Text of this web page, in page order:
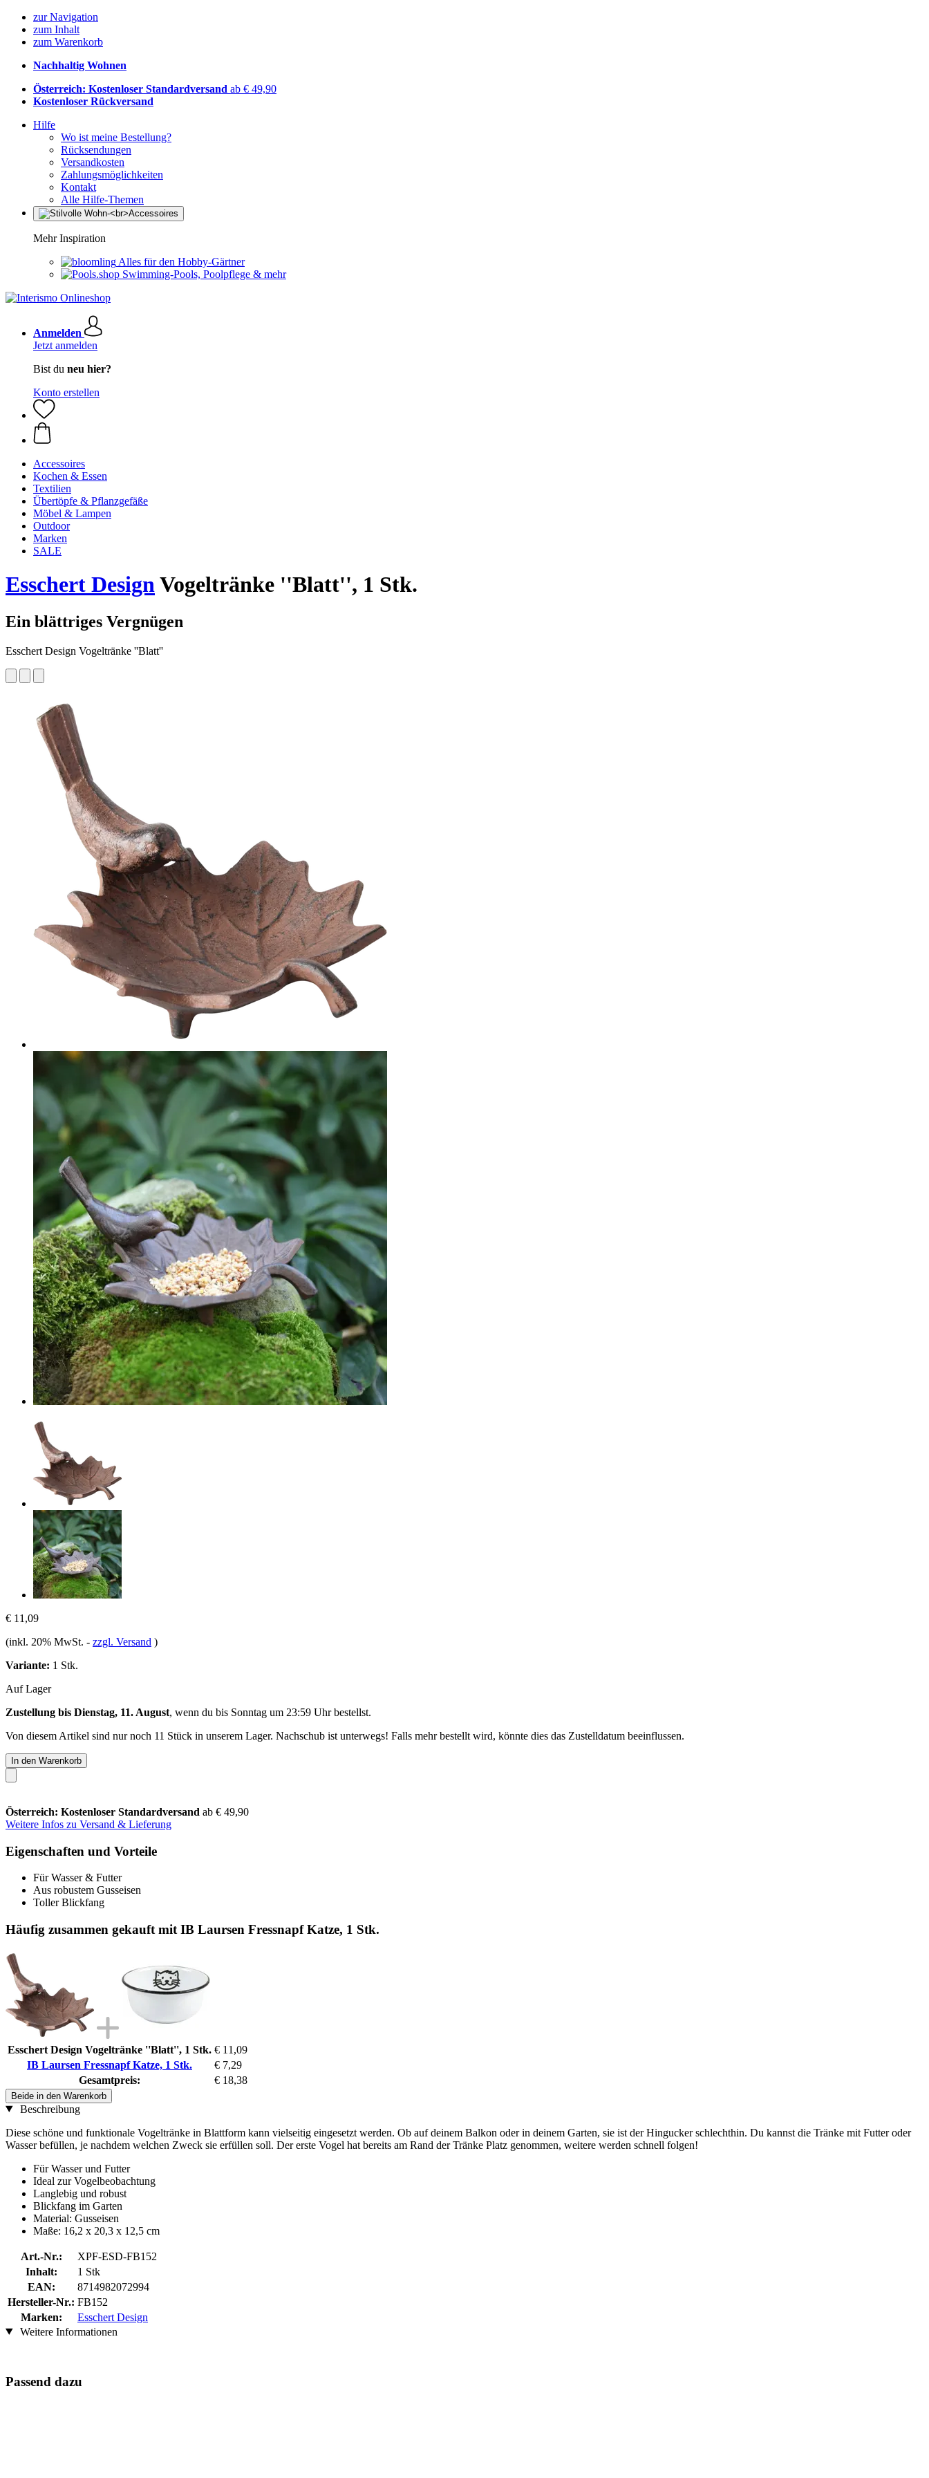
zur Navigation
zum Inhalt
zum Warenkorb
Nachhaltig Wohnen
Österreich: Kostenloser Standardversand ab € 49,90
Kostenloser Rückversand
Hilfe
Wo ist meine Bestellung?
Rücksendungen
Versandkosten
Zahlungsmöglichkeiten
Kontakt
Alle Hilfe-Themen
Mehr Inspiration
Alles für den Hobby-Gärtner
Swimming-Pools, Poolpflege & mehr
Anmelden
Jetzt anmelden
Bist du neu hier?
Konto erstellen
Accessoires
Kochen & Essen
Textilien
Übertöpfe & Pflanzgefäße
Möbel & Lampen
Outdoor
Marken
SALE
Esschert DesignVogeltränke ''Blatt'', 1 Stk.
Ein blättriges Vergnügen
Esschert Design Vogeltränke ''Blatt''
€ 11,09
(inkl. 20% MwSt. - zzgl. Versand )
Variante: 1 Stk.
Auf Lager
Zustellung bis Dienstag, 11. August, wenn du bis Sonntag um 23:59 Uhrbestellst.
Von diesem Artikel sind nur noch 11 Stück in unserem Lager. Nachschub ist unterwegs! Falls mehr bestellt wird, könnte dies das Zustelldatum beeinflussen.
In den Warenkorb
Österreich: Kostenloser Standardversand ab € 49,90
Weitere Infos zu Versand & Lieferung
Eigenschaften und Vorteile
Für Wasser & Futter
Aus robustem Gusseisen
Toller Blickfang
Häufig zusammen gekauft mit IB Laursen Fressnapf Katze, 1 Stk.
Esschert Design Vogeltränke ''Blatt'', 1 Stk. € 11,09
IB Laursen Fressnapf Katze, 1 Stk.
€ 7,29
Gesamtpreis:
€ 18,38
Beide in den Warenkorb
Beschreibung
Diese schöne und funktionale Vogeltränke in Blattform kann vielseitig eingesetzt werden. Ob auf deinem Balkon oder in deinem Garten, sie ist der Hingucker schlechthin. Du kannst die Tränke mit Futter oder
Wasser befüllen, je nachdem welchen Zweck sie erfüllen soll. Der erste Vogel hat bereits am Rand der Tränke Platz genommen, weitere werden schnell folgen!
Für Wasser und Futter
Ideal zur Vogelbeobachtung
Langlebig und robust
Blickfang im Garten
Material: Gusseisen
Maße: 16,2 x 20,3 x 12,5 cm
Art.-Nr.:
XPF-ESD-FB152
Inhalt:
1 Stk
EAN:
8714982072994
Hersteller-Nr.: FB152
Marken:
Esschert Design
Weitere Informationen
Passend dazu